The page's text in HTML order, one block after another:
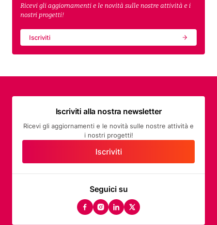
Ricevi gli aggiornamenti e le novità sulle nostre attività e i
nostri progetti!
Iscriviti
Seguici su
facebook
instagram
linkedin
twitter
Iscriviti alla nostra newsletter
Ricevi gli aggiornamenti e le novità sulle nostre attività e
i nostri progetti!
Iscriviti